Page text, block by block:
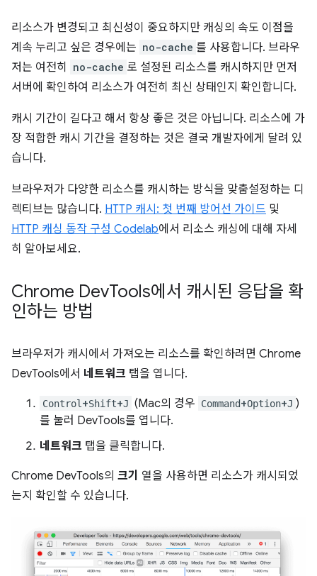
리소스가 변경되고 최신성이 중요하지만 캐싱의 속도 이점을
계속 누리고 싶은 경우에는 no-cache 를 사용합니다. 브라우
저는 여전히
no-cache 로 설정된 리소스를 캐시하지만 먼저
서버에 확인하여 리소스가 여전히 최신 상태인지 확인합니다.
캐시 기간이 길다고 해서 항상 좋은 것은 아닙니다. 리소스에 가
장 적합한 캐시 기간을 결정하는 것은 결국 개발자에게 달려 있
습니다.
브라우저가 다양한 리소스를 캐시하는 방식을 맞춤설정하는 디
렉티브는 많습니다. HTTP 캐시: 첫 번째 방어선 가이드 및
HTTP 캐싱 동작 구성 Codelab에서 리소스 캐싱에 대해 자세
히 알아보세요.
Chrome DevTools에서 캐시된 응답을 확
인하는 방법
브라우저가 캐시에서 가져오는 리소스를 확인하려면 Chrome
DevTools에서 네트워크 탭을 엽니다.
Control +Shift+J (Mac의 경우 Command+Option+J )
를 눌러 DevTools를 엽니다.
네트워크 탭을 클릭합니다.
Chrome DevTools의 크기 열을 사용하면 리소스가 캐시되었
는지 확인할 수 있습니다.